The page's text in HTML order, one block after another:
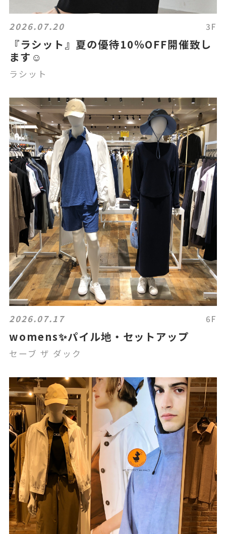
2026.07.20 3F
『ラシット』夏の優待10％OFF開催致し
ます☺
ラシット
2026.07.17 6F
womens✨パイル地・セットアップ
セーブ ザ ダック